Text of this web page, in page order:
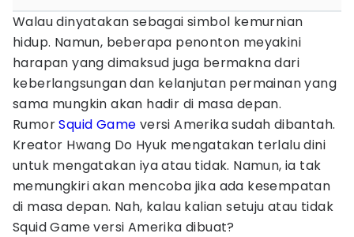
Walau dinyatakan sebagai simbol kemurnian
hidup. Namun, beberapa penonton meyakini
harapan yang dimaksud juga bermakna dari
keberlangsungan dan kelanjutan permainan yang
sama mungkin akan hadir di masa depan.
RumorSquid Game versi Amerika sudah dibantah.
Kreator Hwang Do Hyuk mengatakan terlalu dini
untuk mengatakan iya atau tidak. Namun, ia tak
memungkiri akan mencoba jika ada kesempatan
di masa depan. Nah, kalau kalian setuju atau tidak
Squid Game versi Amerika dibuat?